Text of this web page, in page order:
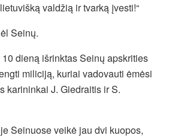
valdžią ir tvarką įvesti!“
Seinų.
dieną išrinktas Seinų apskrities
miliciją, kuriai vadovauti ėmėsi
karininkai J. Giedraitis ir S.
Seinuose veikė jau dvi kuopos,